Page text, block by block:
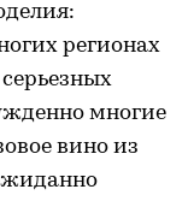
регионах
многие
вино из